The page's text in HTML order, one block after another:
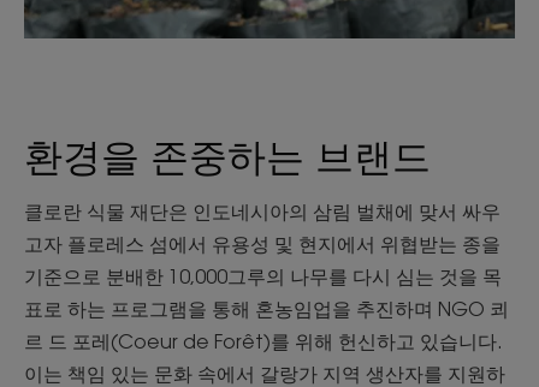
환경을 존중하는 브랜드
클로란 식물 재단은 인도네시아의 삼림 벌채에 맞서 싸우
고자 플로레스 섬에서 유용성 및 현지에서 위협받는 종을
기준으로 분배한 10,000그루의 나무를 다시 심는 것을 목
표로 하는 프로그램을 통해 혼농임업을 추진하며 NGO 쾨
르 드 포레(Coeur de Forêt)를 위해 헌신하고 있습니다.
이는 책임 있는 문화 속에서 갈랑가 지역 생산자를 지원하